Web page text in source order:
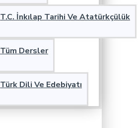
T.C. İnkılap Tarihi Ve Atatürkçülük
Tüm Dersler
Türk Dili Ve Edebiyatı